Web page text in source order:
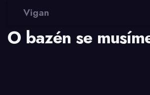
Vigan
O bazén se